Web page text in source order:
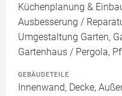
Küchenplanung &
Ausbesserung /
Umgestaltung Garten,
Gartenhaus / Pergola,
GEBÄUDETEILE
Innenwand, Decke,